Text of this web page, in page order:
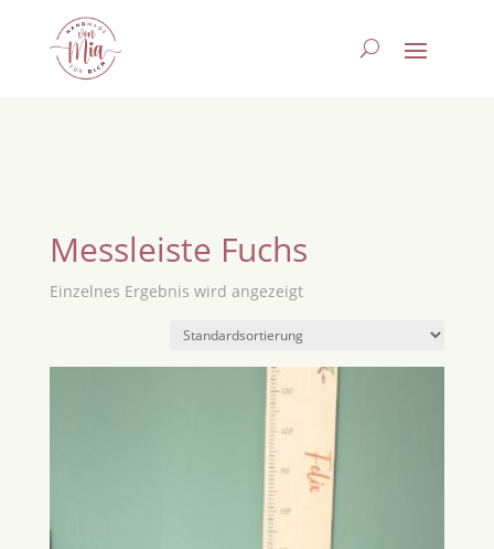
Messleiste Fuchs
Einzelnes Ergebnis wird angezeigt